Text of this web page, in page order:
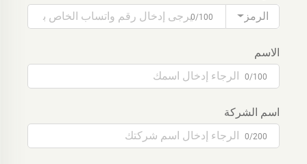
الرمز
0/100
الاسم
0/100
اسم الشركة
0/200